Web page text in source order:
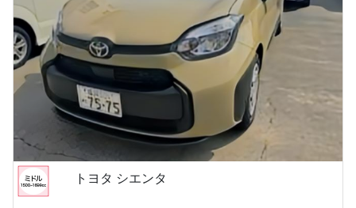
トヨタ シエンタ